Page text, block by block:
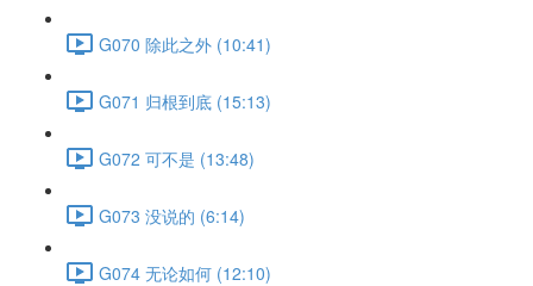
G070 除此之外 (10:41)
G071 归根到底 (15:13)
G072 可不是 (13:48)
G073 没说的 (6:14)
G074 无论如何 (12:10)